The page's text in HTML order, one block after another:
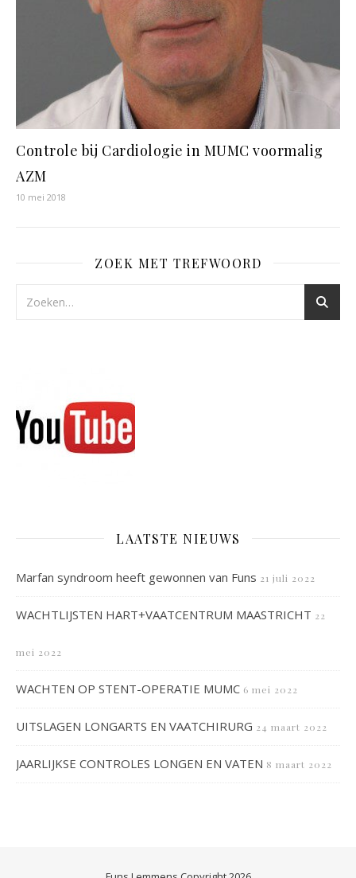
Controle bij Cardiologie in MUMC voormalig
AZM
10 mei 2018
ZOEK MET TREFWOORD
LAATSTE NIEUWS
Marfan syndroom heeft gewonnen van Funs 21 juli 2022
WACHTLIJSTEN HART+VAATCENTRUM MAASTRICHT 22
mei 2022
WACHTEN OP STENT-OPERATIE MUMC 6 mei 2022
UITSLAGEN LONGARTS EN VAATCHIRURG 24 maart 2022
JAARLIJKSE CONTROLES LONGEN EN VATEN 8 maart 2022